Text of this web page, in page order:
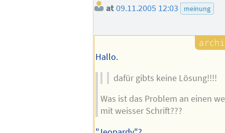
at 09.11.2005 12:03 meinung
Hallo.
dafür gibts keine Lösung!!!!
Was ist das Problem an einen
mit weisser Schrift???